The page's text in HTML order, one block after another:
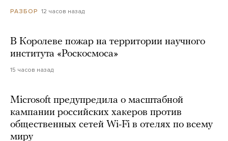
РАЗБОР 12 часов назад
В Королеве пожар на территории научного
института «Роскосмоса»
15 часов назад
Microsoft предупредила о масштабной
кампании российских хакеров против
общественных сетей Wi-Fi в отелях по всему
миру